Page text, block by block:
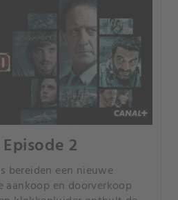
2
bereiden een nieuwe
aankoop en doorverkoop